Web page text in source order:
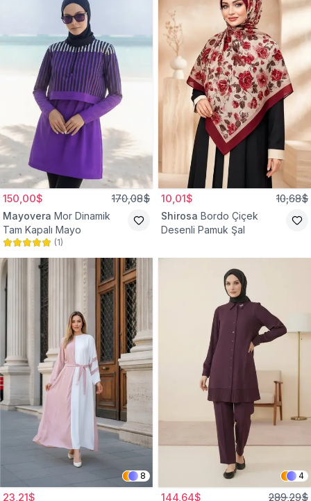
150,00$ 170,08$
Mayovera Mor Dinamik
Tam Kapalı Mayo
(1)
10,01$ 10,68$
Shirosa Bordo Çiçek
Desenli Pamuk Şal
8
23,21$
4
144,64$ 289,29$